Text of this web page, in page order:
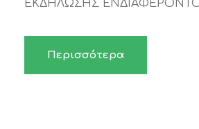
ΕΚΔΗΛΩΣΗΣ
Περισσότερα